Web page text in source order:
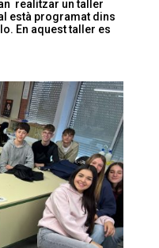
realitzar un taller
està programat dins
En aquest taller es